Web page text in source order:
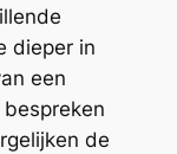
dieper in
een
de